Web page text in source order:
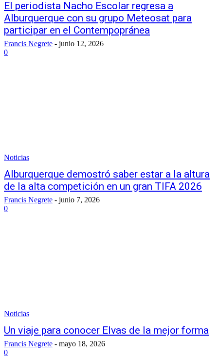
El periodista Nacho Escolar regresa a
Alburquerque con su grupo Meteosat para
participar en el Contempopránea
Francis Negrete - junio 12, 2026
0
Noticias
Alburquerque demostró saber estar a la altura
de la alta competición en un gran TIFA 2026
Francis Negrete - junio 7, 2026
0
Noticias
Un viaje para conocer Elvas de la mejor forma
Francis Negrete - mayo 18, 2026
0